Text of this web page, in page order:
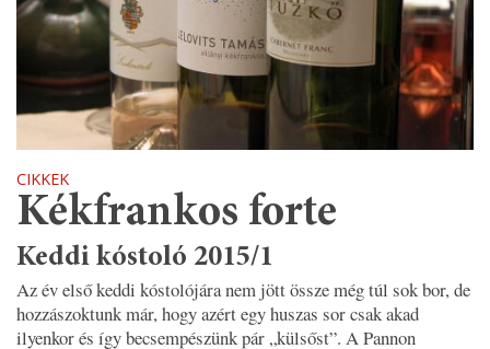
CIKKEK
Kékfrankos forte
Keddi kóstoló 2015/1
Az év első keddi kóstolójára nem jött össze még túl sok bor, de
hozzászoktunk már, hogy azért egy huszas sor csak akad
ilyenkor és így becsempészünk pár „külsőst”. A Pannon